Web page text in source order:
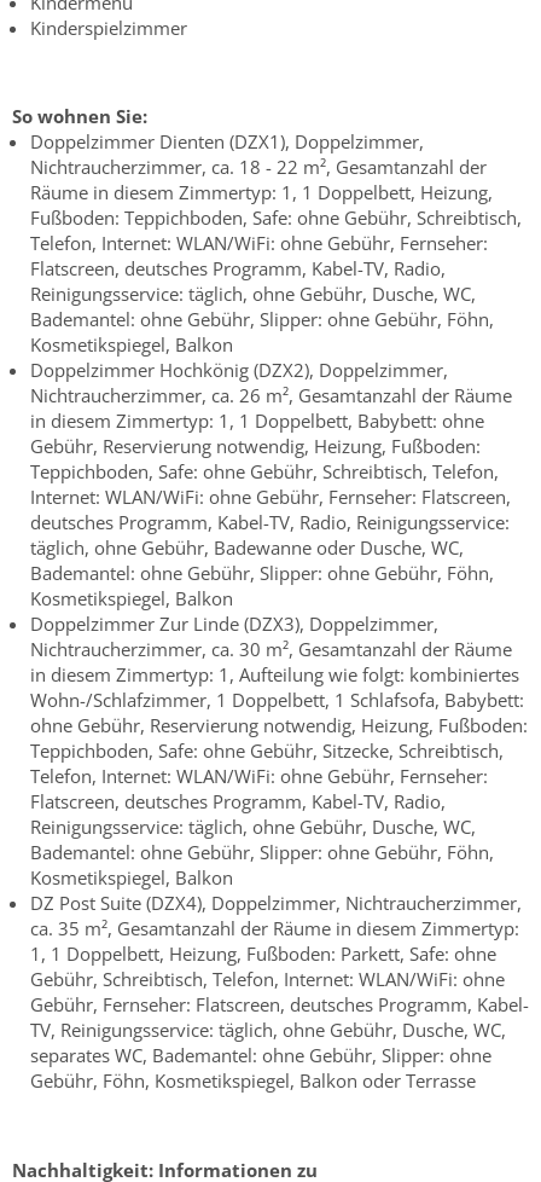
Kinderspielzimmer
So wohnen Sie:
Doppelzimmer Dienten (DZX1), Doppelzimmer,
Nichtraucherzimmer, ca. 18 - 22 m², Gesamtanzahl der
Räume in diesem Zimmertyp: 1, 1 Doppelbett, Heizung,
Fußboden: Teppichboden, Safe: ohne Gebühr, Schreibtisch,
Telefon, Internet: WLAN/WiFi: ohne Gebühr, Fernseher:
Flatscreen, deutsches Programm, Kabel-TV, Radio,
Reinigungsservice: täglich, ohne Gebühr, Dusche, WC,
Bademantel: ohne Gebühr, Slipper: ohne Gebühr, Föhn,
Kosmetikspiegel, Balkon
Doppelzimmer Hochkönig (DZX2), Doppelzimmer,
Nichtraucherzimmer, ca. 26 m², Gesamtanzahl der Räume
in diesem Zimmertyp: 1, 1 Doppelbett, Babybett: ohne
Gebühr, Reservierung notwendig, Heizung, Fußboden:
Teppichboden, Safe: ohne Gebühr, Schreibtisch, Telefon,
Internet: WLAN/WiFi: ohne Gebühr, Fernseher: Flatscreen,
deutsches Programm, Kabel-TV, Radio, Reinigungsservice:
täglich, ohne Gebühr, Badewanne oder Dusche, WC,
Bademantel: ohne Gebühr, Slipper: ohne Gebühr, Föhn,
Kosmetikspiegel, Balkon
Doppelzimmer Zur Linde (DZX3), Doppelzimmer,
Nichtraucherzimmer, ca. 30 m², Gesamtanzahl der Räume
in diesem Zimmertyp: 1, Aufteilung wie folgt: kombiniertes
Wohn-/Schlafzimmer, 1 Doppelbett, 1 Schlafsofa, Babybett:
ohne Gebühr, Reservierung notwendig, Heizung, Fußboden:
Teppichboden, Safe: ohne Gebühr, Sitzecke, Schreibtisch,
Telefon, Internet: WLAN/WiFi: ohne Gebühr, Fernseher:
Flatscreen, deutsches Programm, Kabel-TV, Radio,
Reinigungsservice: täglich, ohne Gebühr, Dusche, WC,
Bademantel: ohne Gebühr, Slipper: ohne Gebühr, Föhn,
Kosmetikspiegel, Balkon
DZ Post Suite (DZX4), Doppelzimmer, Nichtraucherzimmer,
ca. 35 m², Gesamtanzahl der Räume in diesem Zimmertyp:
1, 1 Doppelbett, Heizung, Fußboden: Parkett, Safe: ohne
Gebühr, Schreibtisch, Telefon, Internet: WLAN/WiFi: ohne
Gebühr, Fernseher: Flatscreen, deutsches Programm, Kabel-
TV, Reinigungsservice: täglich, ohne Gebühr, Dusche, WC,
separates WC, Bademantel: ohne Gebühr, Slipper: ohne
Gebühr, Föhn, Kosmetikspiegel, Balkon oder Terrasse
Nachhaltigkeit: Informationen zu